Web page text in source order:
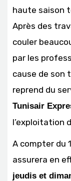
haute saison
Après des
couler
par les
cause de son
reprend du
Tunisair
l’exploitation
A compter du
assurera en
jeudis et